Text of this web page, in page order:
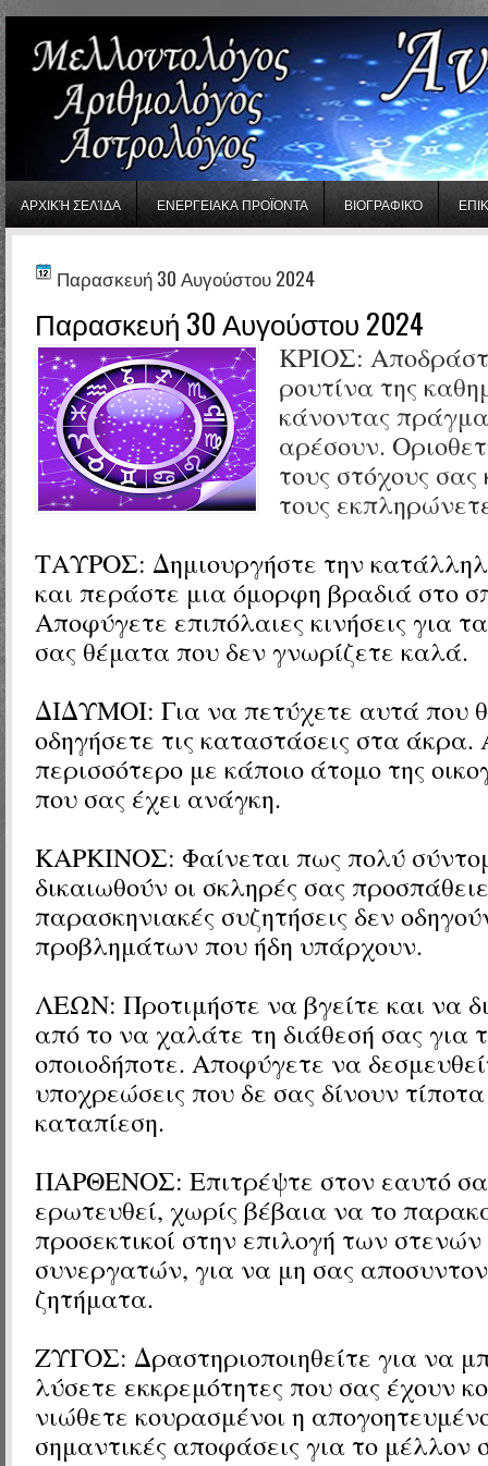
ΑΡΧΙΚΉ ΣΕΛΊΔΑ ΕΝΕΡΓΕΙΑΚΑ ΠΡΟΪΟΝΤΑ ΒΙΟΓΡΑΦΙΚΌ
Παρασκευή 30 Αυγούστου 2024
Παρασκευή 30 Αυγούστου 2024
ΚΡΙΟΣ:
ρουτίνα της
κάνοντας
αρέσουν.
τους στόχους
τους
ΤΑΥΡΟΣ: Δημιουργήστε την
και περάστε μια όμορφη βραδιά στο
Αποφύγετε επιπόλαιες κινήσεις για
σας θέματα που δεν γνωρίζετε καλά.
ΔΙΔΥΜΟΙ: Για να πετύχετε αυτά που
οδηγήσετε τις καταστάσεις στα άκρα.
περισσότερο με κάποιο άτομο της
που σας έχει ανάγκη.
ΚΑΡΚΙΝΟΣ: Φαίνεται πως πολύ
δικαιωθούν οι σκληρές σας
παρασκηνιακές συζητήσεις δεν
προβλημάτων που ήδη υπάρχουν.
ΛΕΩΝ: Προτιμήστε να βγείτε και να
από το να χαλάτε τη διάθεσή σας για
οποιοδήποτε. Αποφύγετε να
υποχρεώσεις που δε σας δίνουν
καταπίεση.
ΠΑΡΘΕΝΟΣ: Επιτρέψτε στον εαυτό
ερωτευθεί, χωρίς βέβαια να το
προσεκτικοί στην επιλογή των
συνεργατών, για να μη σας
ζητήματα.
ΖΥΓΟΣ: Δραστηριοποιηθείτε για να
λύσετε εκκρεμότητες που σας έχουν
νιώθετε κουρασμένοι η
σημαντικές αποφάσεις για το μέλλον